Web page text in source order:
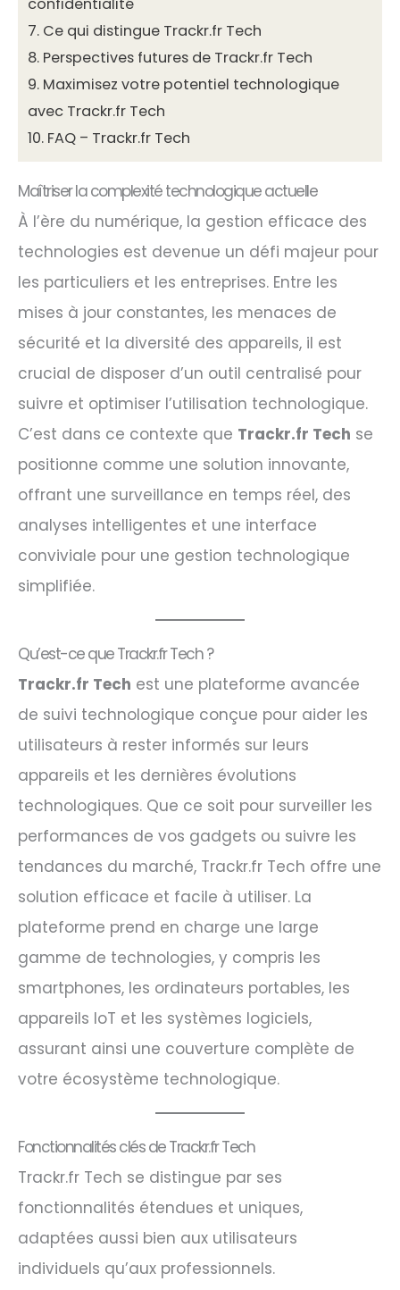
confidentialité
7. Ce qui distingue Trackr.fr Tech
8. Perspectives futures de Trackr.fr Tech
9. Maximisez votre potentiel technologique
avec Trackr.fr Tech
10. FAQ – Trackr.fr Tech
Maîtriser la complexité technologique actuelle
À l’ère du numérique, la gestion efficace des
technologies est devenue un défi majeur pour
les particuliers et les entreprises. Entre les
mises à jour constantes, les menaces de
sécurité et la diversité des appareils, il est
crucial de disposer d’un outil centralisé pour
suivre et optimiser l’utilisation technologique.
C’est dans ce contexte que Trackr.fr Tech se
positionne comme une solution innovante,
offrant une surveillance en temps réel, des
analyses intelligentes et une interface
conviviale pour une gestion technologique
simplifiée.
Qu’est-ce que Trackr.fr Tech ?
Trackr.fr Tech est une plateforme avancée
de suivi technologique conçue pour aider les
utilisateurs à rester informés sur leurs
appareils et les dernières évolutions
technologiques. Que ce soit pour surveiller les
performances de vos gadgets ou suivre les
tendances du marché, Trackr.fr Tech offre une
solution efficace et facile à utiliser. La
plateforme prend en charge une large
gamme de technologies, y compris les
smartphones, les ordinateurs portables, les
appareils IoT et les systèmes logiciels,
assurant ainsi une couverture complète de
votre écosystème technologique.
Fonctionnalités clés de Trackr.fr Tech
Trackr.fr Tech se distingue par ses
fonctionnalités étendues et uniques,
adaptées aussi bien aux utilisateurs
individuels qu’aux professionnels.